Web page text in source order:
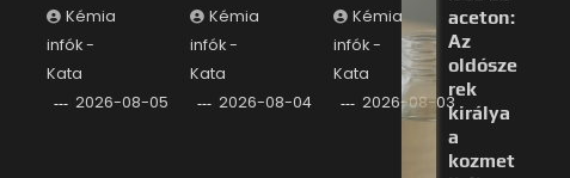
Kémia
infók -
Kata
2026-08-05
Kémia
infók -
Kata
2026-08-04
Kémia
infók -
Kata
2026-08-03
aceton:
Az
oldósze
rek
királya
a
kozmet